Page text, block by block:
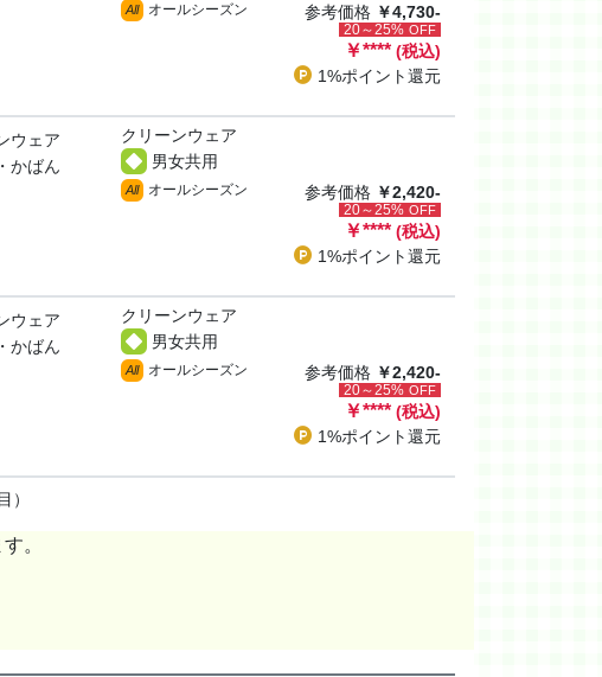
All オールシーズン 参考価格 ￥4,730-
20～25% OFF
￥**** (税込)
1%ポイント還元
ウェア
かばん
クリーンウェア
男女共用
All オールシーズン 参考価格 ￥2,420-
20～25% OFF
￥**** (税込)
1%ポイント還元
ウェア
かばん
クリーンウェア
男女共用
All オールシーズン 参考価格 ￥2,420-
20～25% OFF
￥**** (税込)
1%ポイント還元
）
。